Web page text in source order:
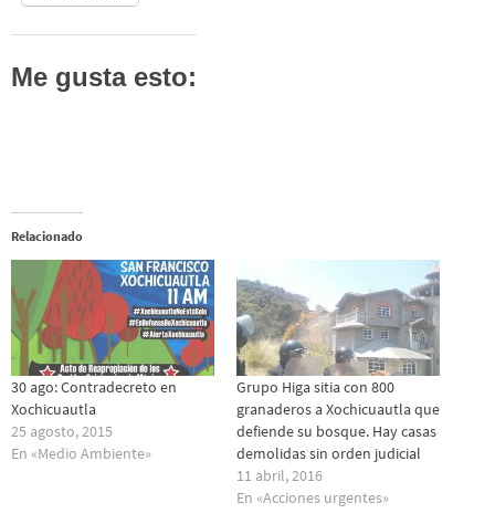
Me gusta esto:
Relacionado
30 ago: Contradecreto en
Xochicuautla
25 agosto, 2015
En «Medio Ambiente»
Grupo Higa sitia con 800
granaderos a Xochicuautla que
defiende su bosque. Hay casas
demolidas sin orden judicial
11 abril, 2016
En «Acciones urgentes»